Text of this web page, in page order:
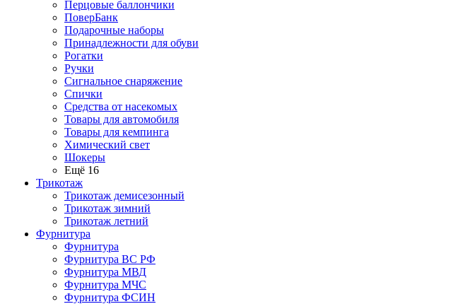
Перцовые баллончики
ПоверБанк
Подарочные наборы
Принадлежности для обуви
Рогатки
Ручки
Сигнальное снаряжение
Спички
Средства от насекомых
Товары для автомобиля
Товары для кемпинга
Химический свет
Шокеры
Ещё 16
Трикотаж
Трикотаж демисезонный
Трикотаж зимний
Трикотаж летний
Фурнитура
Фурнитура
Фурнитура ВС РФ
Фурнитура МВД
Фурнитура МЧС
Фурнитура ФСИН